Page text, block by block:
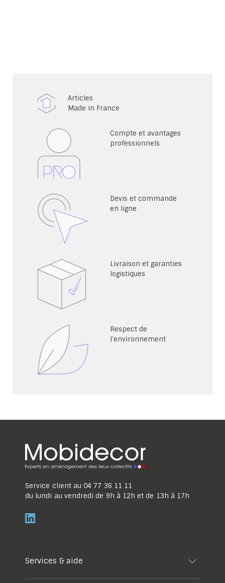
Articles
Made in France
Compte et avantages
professionnels
Devis et commande
en ligne
Livraison et garanties
logistiques
Respect de
l'environnement
Service client au 04 77 36 11 11
du lundi au vendredi de 9h à 12h et de 13h à 17h
Services & aide